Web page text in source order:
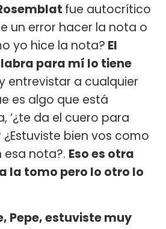
fue autocrítico
un error hacer la nota o
yo hice la nota? El
para mí lo tiene
entrevistar a cualquier
es algo que está
‘¿te da el cuero para
bien vos como
nota?. Eso es otra
la tomo pero lo otro lo
Pepe, estuviste muy